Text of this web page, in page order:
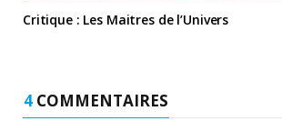
Critique : Les Maitres de l’Univers
4 COMMENTAIRES